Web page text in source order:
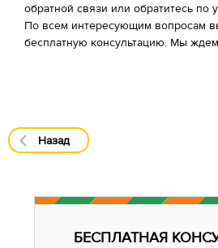
обратной связи или обратитесь по
По всем интересующим вопросам
бесплатную консультацию. Мы
Назад
БЕСПЛАТНАЯ